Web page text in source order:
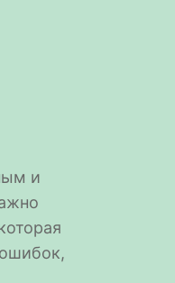
и